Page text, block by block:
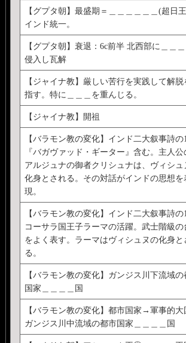
【グプタ朝】最盛期＝＿＿＿＿＿＿(超日
インド統一。
【グプタ朝】衰退：6c前半 北西部に＿＿
侵入し瓦解
【ジャイナ教】厳しい苦行を実践して解脱
指す。特に＿＿＿を重んじる。
【ジャイナ教】開祖
【バラモン教の変化】インド二大叙事詩の1
『バガヴァッド・ギーター』含む。主人公
アルジュナの御者クリシュナは、ヴィシュ
化身とされる。その対話がインドの思想を
現。
【バラモン教の変化】インド二大叙事詩の1
コーサラ国王子ラーマの活躍。武士階級の
をよく表す。ラーマはヴィシュヌの化身と
る。
【バラモン教の変化】ガンジス川下流域の
国家＿＿＿＿国
【バラモン教の変化】都市国家→軍事的大
ガンジス川中流域の都市国家＿＿＿＿国